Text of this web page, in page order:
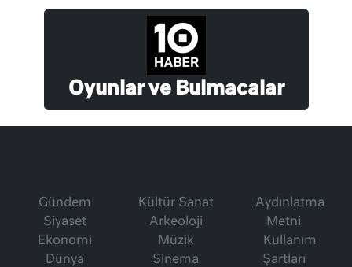
Oyunlar ve Bulmacalar
Gündem
Siyaset
Ekonomi
Dünya
Kültür Sanat
Arkeoloji
Müzik
Sinema
Aydınlatma
Metni
Kullanım
Şartları